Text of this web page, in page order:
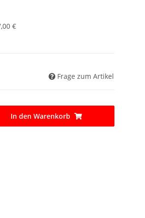
€
Frage zum Artikel
In den Warenkorb